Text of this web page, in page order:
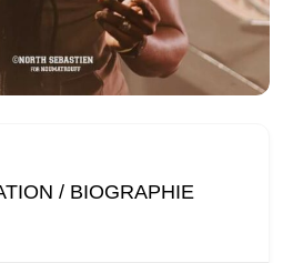
/ BIOGRAPHIE